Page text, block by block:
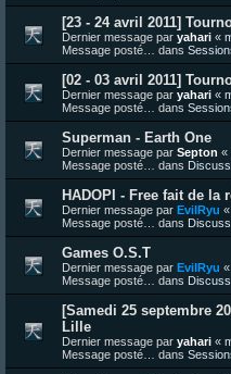
[23 - 24 avril 2011]
Dernier message par yahari «
Message posté… dans
[02 - 03 avril 2011]
Dernier message par yahari «
Message posté… dans
Superman - Earth One
Dernier message par Septon «
Message posté… dans
HADOPI - Free fait de la
Dernier message par EvilRyu «
Message posté… dans
Games O.S.T
Dernier message par EvilRyu «
Message posté… dans
[Samedi 25 septembre
Lille
Dernier message par yahari «
Message posté… dans